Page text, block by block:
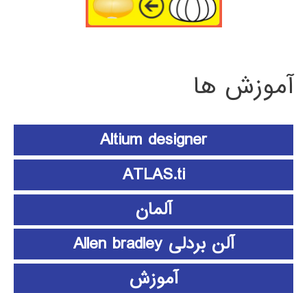
آموزش ها
Altium designer
ATLAS.ti
آلمان
آلن بردلی Allen bradley
آموزش